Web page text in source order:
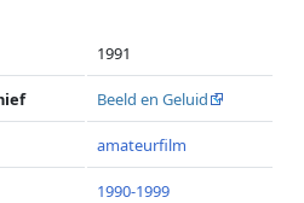
1991
Beeld en Geluid
amateurfilm
1990-1999